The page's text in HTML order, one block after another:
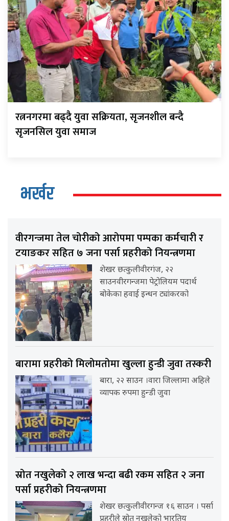
रत्ननगरमा बढ्दै युवा सक्रियता, सृजनशील बन्दै
सृजनसिल युवा समाज
भर्खर
वीरगन्जमा तेल चोरीको आरोपमा पम्पका कर्मचारी र
टयाङकर सहित ७ जना पर्सा प्रहरीको नियन्त्रणमा
शेखर छत्कुलीवीरगंज, २२
साउनवीरगन्जमा पेट्रोलियम पदार्थ
बोकेका हवाई इन्धन ट्यांकरको
बारामा प्रहरीको मिलोमतोमा खुल्ला हुन्डी जुवा तस्करी
बारा, २२ साउन ।वारा जिल्लामा अहिले
व्यापक रुपमा हुन्डी जुवा
स्रोत नखुलेको २ लाख भन्दा बढी रकम सहित २ जना
पर्सा प्रहरीको नियन्त्रणमा
शेखर छत्कुलीवीरगन्ज १६ साउन । पर्सा